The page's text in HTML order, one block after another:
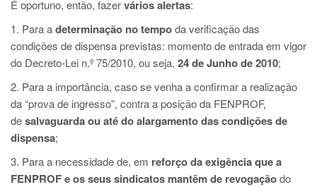
É oportuno, então, fazervários alertas:
1. Para adeterminação no tempoda verificação das
condições de dispensa previstas: momento de entrada em vigor
do Decreto-Lei n.º 75/2010, ou seja, 24 de Junho de 2010;
2. Para a importância, caso se venha a confirmar a realização
da “prova de ingresso”, contra a posição da FENPROF,
desalvaguarda ou até do alargamento das condições de
dispensa;
3. Para a necessidade de, em reforço da exigência que a
FENPROF e os seus sindicatos mantêm de revogaçãodo